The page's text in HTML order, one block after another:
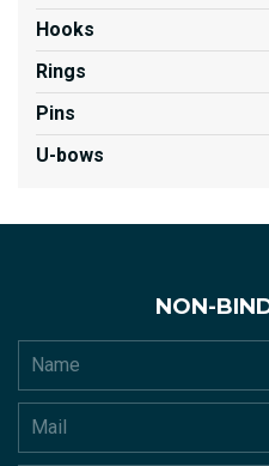
Hooks
Rings
Pins
U-bows
NON-